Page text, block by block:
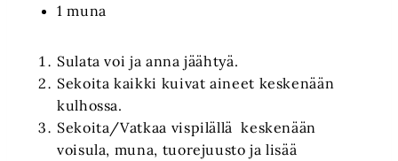
1 muna
Sulata voi ja anna jäähtyä.
Sekoita kaikki kuivat aineet keskenään
kulhossa.
Sekoita/Vatkaa vispilällä keskenään
voisula, muna, tuorejuusto ja lisää